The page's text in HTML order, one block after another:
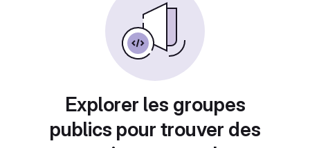
Explorer les groupes
publics pour trouver des